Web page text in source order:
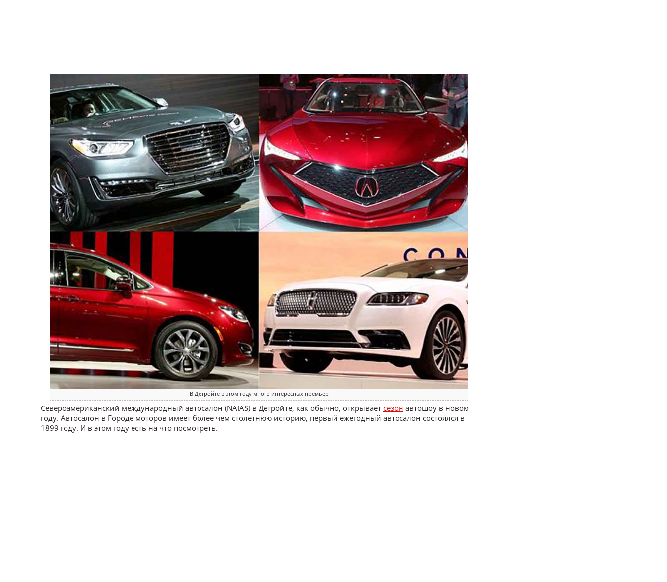
В Детройте в этом году много интересных премьер
Североамериканский международный автосалон (NAIAS) в Детройте, как обычно, открывает сезон автошоу в новом
году. Автосалон в Городе моторов имеет более чем столетнюю историю, первый ежегодный автосалон состоялся в
1899 году. И в этом году есть на что посмотреть.